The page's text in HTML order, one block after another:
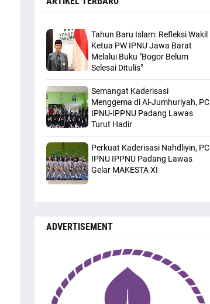
Tahun Baru Islam: Refleksi Wakil
Ketua PW IPNU Jawa Barat
Melalui Buku "Bogor Belum
Selesai Ditulis"
Semangat Kaderisasi
Menggema di Al-Jumhuriyah, PC
IPNU-IPPNU Padang Lawas
Turut Hadir
Perkuat Kaderisasi Nahdliyin, PC
IPNU IPPNU Padang Lawas
Gelar MAKESTA XI
ADVERTISEMENT